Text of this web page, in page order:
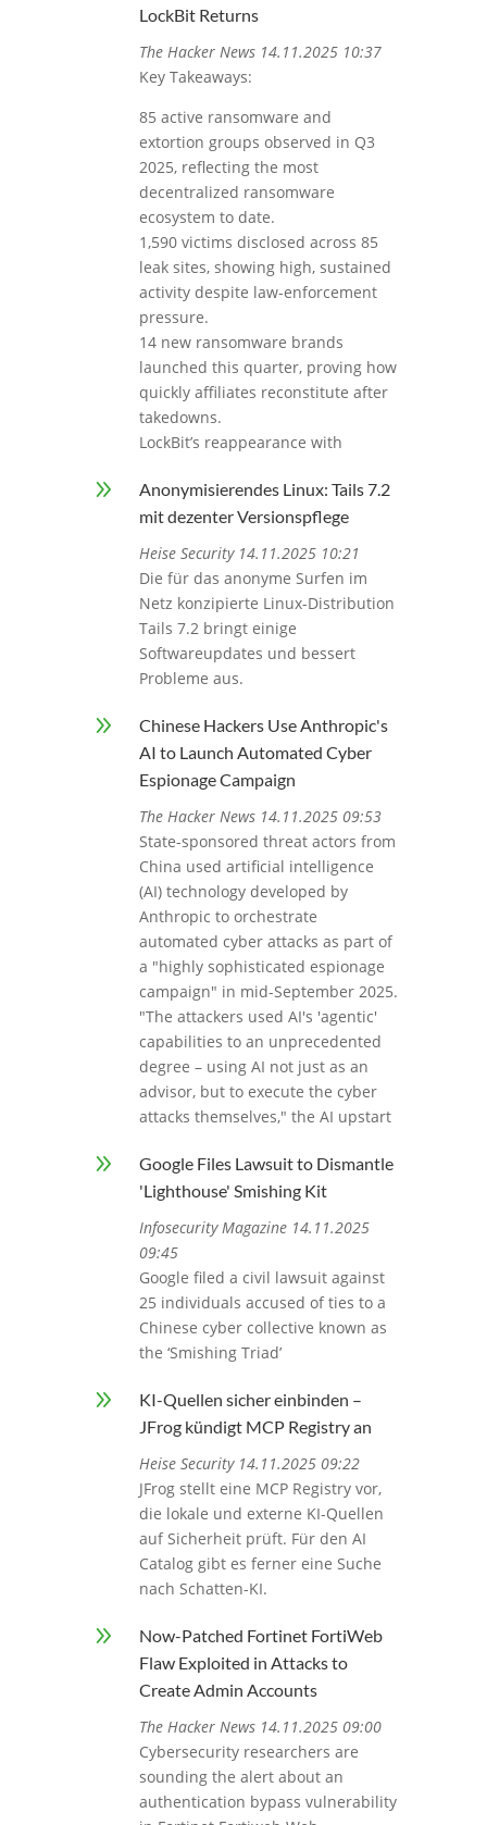
LockBit Returns
The Hacker News 14.11.2025 10:37
Key Takeaways:
85 active ransomware and
extortion groups observed in Q3
2025, reflecting the most
decentralized ransomware
ecosystem to date.
1,590 victims disclosed across 85
leak sites, showing high, sustained
activity despite law-enforcement
pressure.
14 new ransomware brands
launched this quarter, proving how
quickly affiliates reconstitute after
takedowns.
LockBit’s reappearance with
9
Anonymisierendes Linux: Tails 7.2
mit dezenter Versionspflege
Heise Security 14.11.2025 10:21
Die für das anonyme Surfen im
Netz konzipierte Linux-Distribution
Tails 7.2 bringt einige
Softwareupdates und bessert
Probleme aus.
9
Chinese Hackers Use Anthropic's
AI to Launch Automated Cyber
Espionage Campaign
The Hacker News 14.11.2025 09:53
State-sponsored threat actors from
China used artificial intelligence
(AI) technology developed by
Anthropic to orchestrate
automated cyber attacks as part of
a "highly sophisticated espionage
campaign" in mid-September 2025.
"The attackers used AI's 'agentic'
capabilities to an unprecedented
degree – using AI not just as an
advisor, but to execute the cyber
attacks themselves," the AI upstart
9
Google Files Lawsuit to Dismantle
'Lighthouse' Smishing Kit
Infosecurity Magazine 14.11.2025
09:45
Google filed a civil lawsuit against
25 individuals accused of ties to a
Chinese cyber collective known as
the ‘Smishing Triad’
9
KI-Quellen sicher einbinden –
JFrog kündigt MCP Registry an
Heise Security 14.11.2025 09:22
JFrog stellt eine MCP Registry vor,
die lokale und externe KI-Quellen
auf Sicherheit prüft. Für den AI
Catalog gibt es ferner eine Suche
nach Schatten-KI.
9
Now-Patched Fortinet FortiWeb
Flaw Exploited in Attacks to
Create Admin Accounts
The Hacker News 14.11.2025 09:00
Cybersecurity researchers are
sounding the alert about an
authentication bypass vulnerability